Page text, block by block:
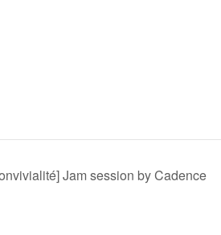
Jam session by Cadence